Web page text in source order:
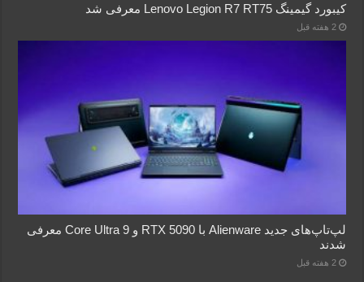
کیبورد گیمینگ Lenovo Legion R7 RT75 معرفی شد
2 هفته قبل
لپ‌تاپ‌های جدید Alienware با RTX 5090 و Core Ultra 9 معرفی
شدند
2 هفته قبل